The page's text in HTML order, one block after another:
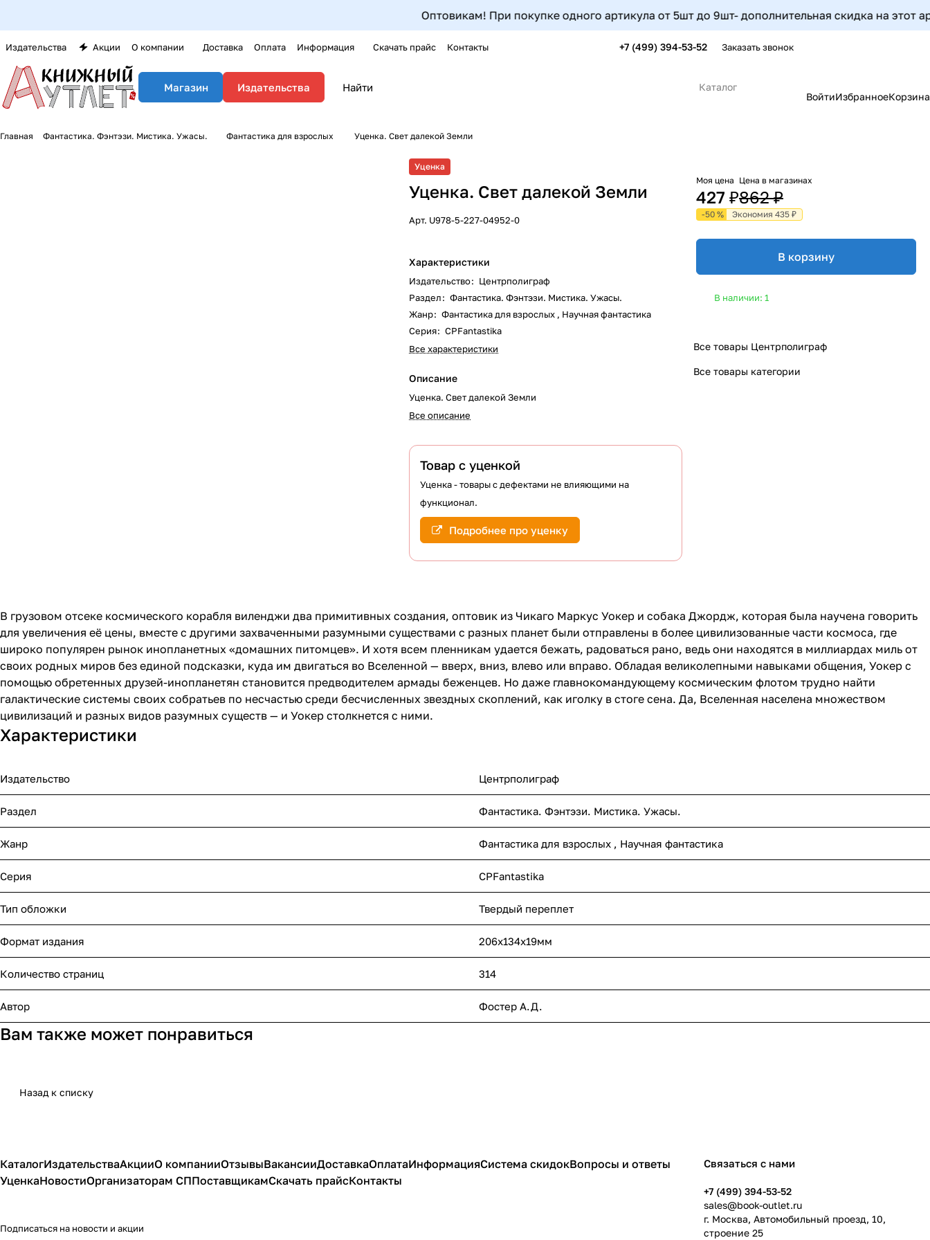
Оптовикам! При покупке одного артикула от 5шт до 9шт- дополнительная скидка на этот
Издательства Акции О компании Доставка Оплата Информация Скачать прайс Контакты +7 (499) 394-53-52 Заказать звонок
Магазин Издательства
Каталог
ВойтиИзбранноеКорзина
Главная Фантастика. Фэнтэзи. Мистика. Ужасы. Фантастика для взрослых Уценка. Свет далекой Земли
Уценка
Уценка. Свет далекой Земли
Арт. U978-5-227-04952-0
Характеристики
Издательство: Центрполиграф
Раздел: Фантастика. Фэнтэзи. Мистика. Ужасы.
Жанр: Фантастика для взрослых , Научная фантастика
Серия: CPFantastika
Все характеристики
Описание
Уценка. Свет далекой Земли
Все описание
Товар с уценкой
Уценка - товары с дефектами не влияющими на
функционал.
Подробнее про уценку
Моя цена
427 ₽
Цена в магазинах
862 ₽
-50 % Экономия 435 ₽
В корзину
В наличии: 1
Все товары Центрполиграф
Все товары категории
В грузовом отсеке космического корабля виленджи два примитивных создания, оптовик из Чикаго Маркус Уокер и собака Джордж, которая была научена говорить
для увеличения её цены, вместе с другими захваченными разумными существами с разных планет были отправлены в более цивилизованные части космоса, где
широко популярен рынок инопланетных «домашних питомцев». И хотя всем пленникам удается бежать, радоваться рано, ведь они находятся в миллиардах миль от
своих родных миров без единой подсказки, куда им двигаться во Вселенной — вверх, вниз, влево или вправо. Обладая великолепными навыками общения, Уокер с
помощью обретенных друзей-инопланетян становится предводителем армады беженцев. Но даже главнокомандующему космическим флотом трудно найти
галактические системы своих собратьев по несчастью среди бесчисленных звездных скоплений, как иголку в стоге сена. Да, Вселенная населена множеством
цивилизаций и разных видов разумных существ — и Уокер столкнется с ними.
Характеристики
Издательство Центрполиграф
Раздел Фантастика. Фэнтэзи. Мистика. Ужасы.
Жанр Фантастика для взрослых , Научная фантастика
Серия CPFantastika
Тип обложки Твердый переплет
Формат издания 206x134x19мм
Количество страниц 314
Автор Фостер А.Д.
Вам также может понравиться
Назад к списку
КаталогИздательстваАкцииО компанииОтзывыВакансииДоставкаОплатаИнформацияСистема скидокВопросы и ответы
УценкаНовостиОрганизаторам СППоставщикамСкачать прайсКонтакты
Подписаться на новости и акции
Связаться с нами
+7 (499) 394-53-52
sales@book-outlet.ru
г. Москва, Автомобильный проезд, 10,
строение 25